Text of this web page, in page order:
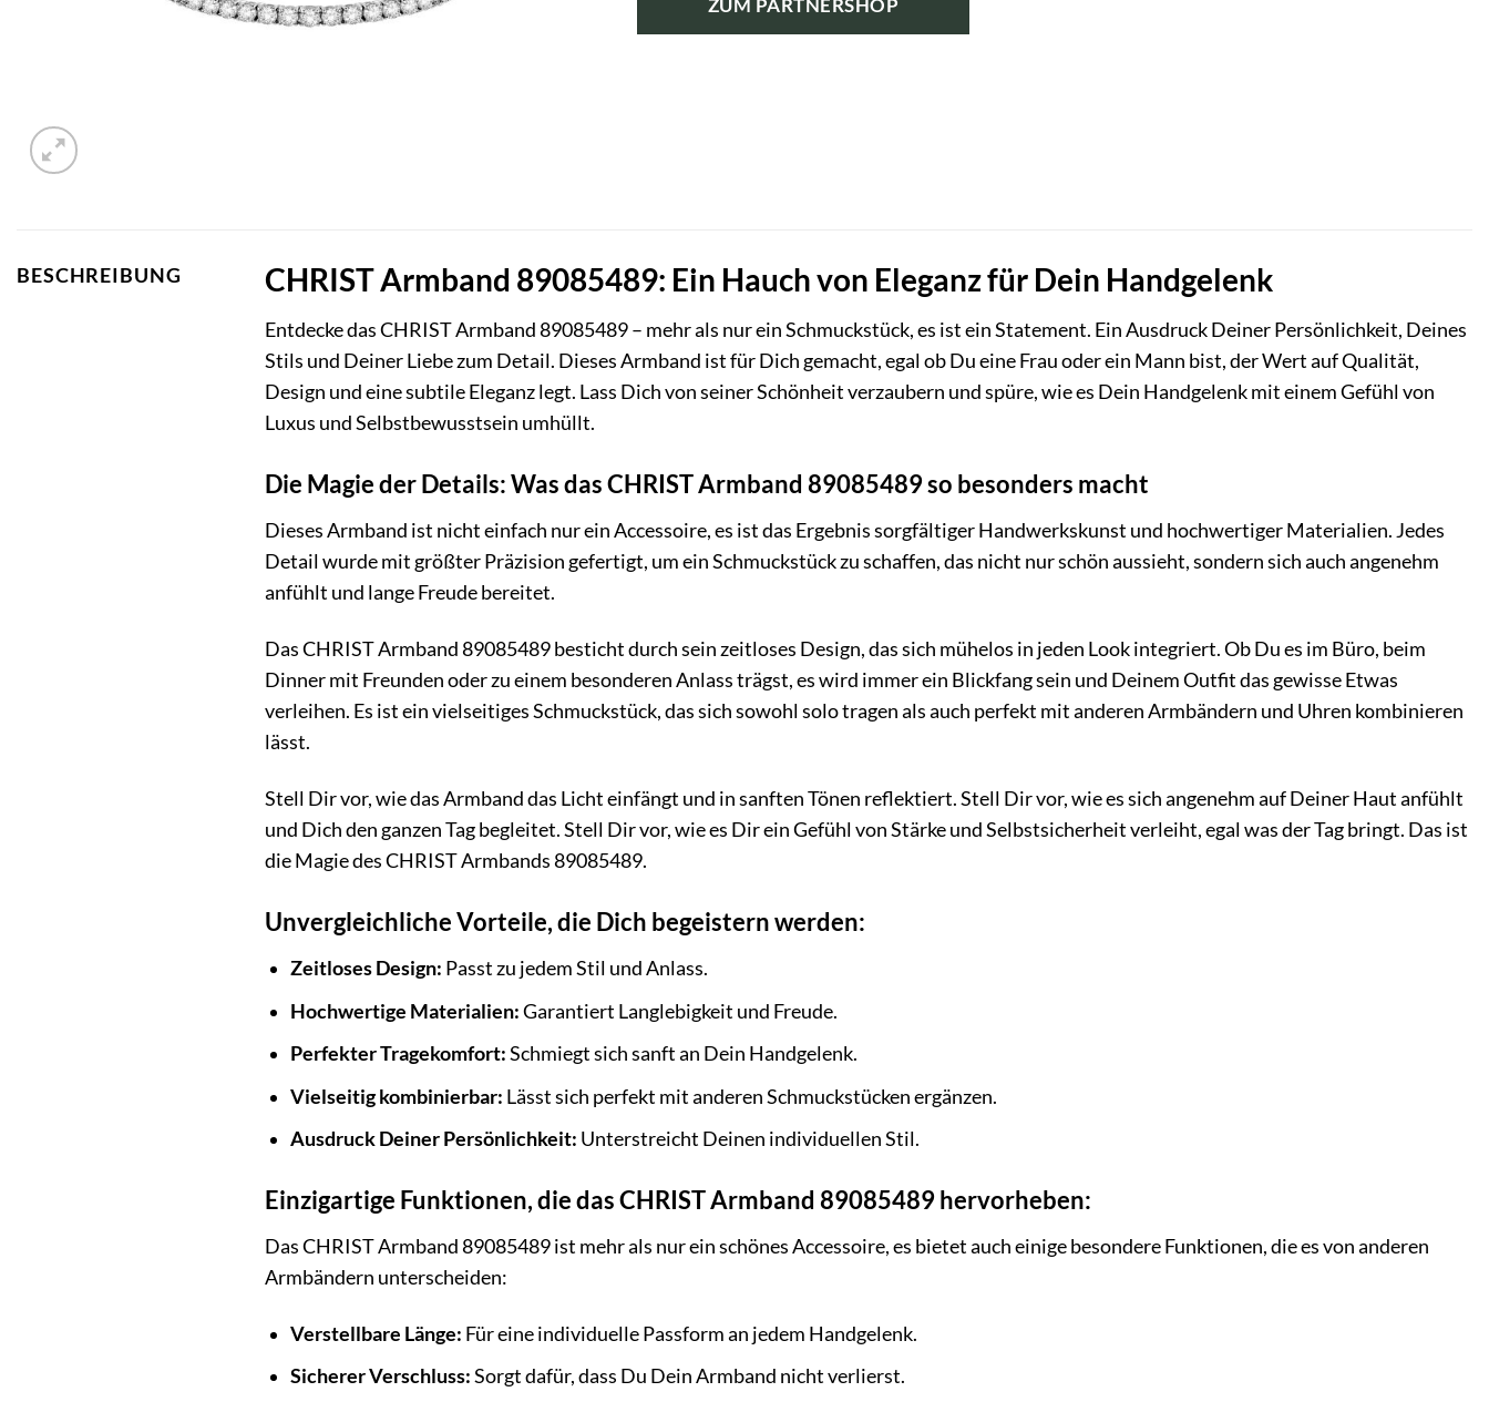
ZUM PARTNERSHOP
BESCHREIBUNG CHRIST Armband 89085489: Ein Hauch von Eleganz für Dein Handgelenk
Entdecke das CHRIST Armband 89085489 – mehr als nur ein Schmuckstück, es ist ein Statement. Ein Ausdruck Deiner Persönlichkeit, Deines
Stils und Deiner Liebe zum Detail. Dieses Armband ist für Dich gemacht, egal ob Du eine Frau oder ein Mann bist, der Wert auf Qualität,
Design und eine subtile Eleganz legt. Lass Dich von seiner Schönheit verzaubern und spüre, wie es Dein Handgelenk mit einem Gefühl von
Luxus und Selbstbewusstsein umhüllt.
Die Magie der Details: Was das CHRIST Armband 89085489 so besonders macht
Dieses Armband ist nicht einfach nur ein Accessoire, es ist das Ergebnis sorgfältiger Handwerkskunst und hochwertiger Materialien. Jedes
Detail wurde mit größter Präzision gefertigt, um ein Schmuckstück zu schaffen, das nicht nur schön aussieht, sondern sich auch angenehm
anfühlt und lange Freude bereitet.
Das CHRIST Armband 89085489 besticht durch sein zeitloses Design, das sich mühelos in jeden Look integriert. Ob Du es im Büro, beim
Dinner mit Freunden oder zu einem besonderen Anlass trägst, es wird immer ein Blickfang sein und Deinem Outfit das gewisse Etwas
verleihen. Es ist ein vielseitiges Schmuckstück, das sich sowohl solo tragen als auch perfekt mit anderen Armbändern und Uhren kombinieren
lässt.
Stell Dir vor, wie das Armband das Licht einfängt und in sanften Tönen reflektiert. Stell Dir vor, wie es sich angenehm auf Deiner Haut anfühlt
und Dich den ganzen Tag begleitet. Stell Dir vor, wie es Dir ein Gefühl von Stärke und Selbstsicherheit verleiht, egal was der Tag bringt. Das ist
die Magie des CHRIST Armbands 89085489.
Unvergleichliche Vorteile, die Dich begeistern werden:
Zeitloses Design: Passt zu jedem Stil und Anlass.
Hochwertige Materialien:Garantiert Langlebigkeit und Freude.
Perfekter Tragekomfort:Schmiegt sich sanft an Dein Handgelenk.
Vielseitig kombinierbar: Lässt sich perfekt mit anderen Schmuckstücken ergänzen.
Ausdruck Deiner Persönlichkeit: Unterstreicht Deinen individuellen Stil.
Einzigartige Funktionen, die das CHRIST Armband 89085489 hervorheben:
Das CHRIST Armband 89085489 ist mehr als nur ein schönes Accessoire, es bietet auch einige besondere Funktionen, die es von anderen
Armbändern unterscheiden:
Verstellbare Länge: Für eine individuelle Passform an jedem Handgelenk.
Sicherer Verschluss:Sorgt dafür, dass Du Dein Armband nicht verlierst.